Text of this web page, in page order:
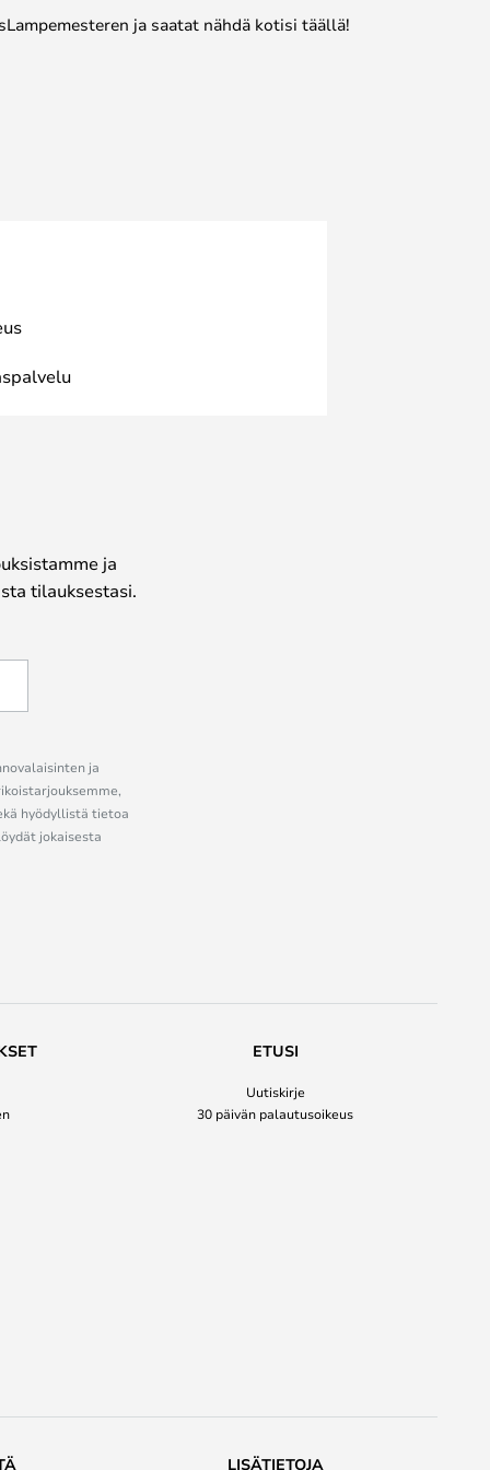
ja saatat nähdä kotisi täällä!
ja
tilauksestasi.
ja
hyödyllistä tietoa
jokaisesta
ETUSI
Uutiskirje
30 päivän palautusoikeus
LISÄTIETOJA